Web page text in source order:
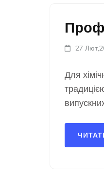
27
Для